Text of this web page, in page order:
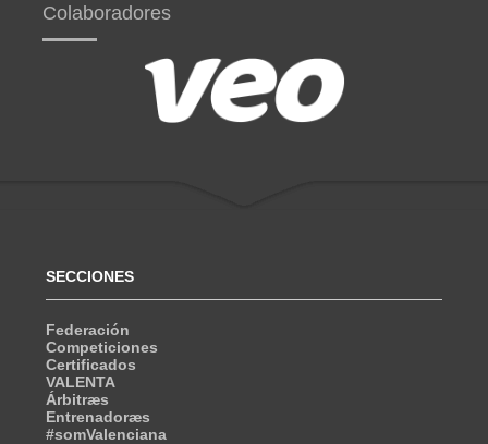
Colaboradores
SECCIONES
Federación
Competiciones
Certificados
VALENTA
Árbitræs
Entrenadoræs
#somValenciana